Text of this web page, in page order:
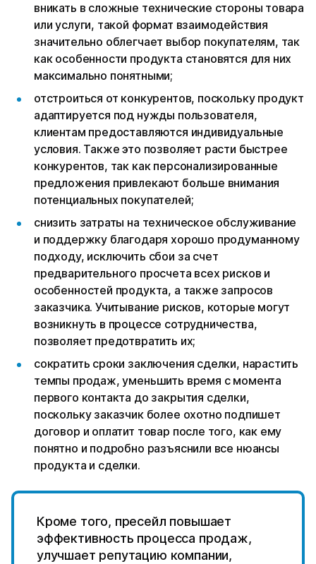
вникать в сложные технические стороны товара
или услуги, такой формат взаимодействия
значительно облегчает выбор покупателям, так
как особенности продукта становятся для них
максимально понятными;
отстроиться от конкурентов, поскольку продукт
адаптируется под нужды пользователя,
клиентам предоставляются индивидуальные
условия. Также это позволяет расти быстрее
конкурентов, так как персонализированные
предложения привлекают больше внимания
потенциальных покупателей;
снизить затраты на техническое обслуживание
и поддержку благодаря хорошо продуманному
подходу, исключить сбои за счет
предварительного просчета всех рисков и
особенностей продукта, а также запросов
заказчика. Учитывание рисков, которые могут
возникнуть в процессе сотрудничества,
позволяет предотвратить их;
сократить сроки заключения сделки, нарастить
темпы продаж, уменьшить время с момента
первого контакта до закрытия сделки,
поскольку заказчик более охотно подпишет
договор и оплатит товар после того, как ему
понятно и подробно разъяснили все нюансы
продукта и сделки.
Кроме того, пресейл повышает
эффективность процесса продаж,
улучшает репутацию компании,